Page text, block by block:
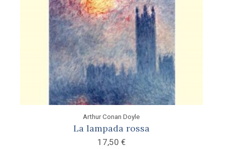
Arthur Conan Doyle
La lampada rossa
17,50 €